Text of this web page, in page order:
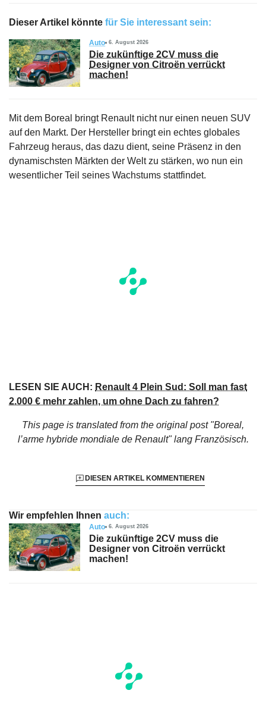
Dieser Artikel könnte für Sie interessant sein:
Auto 6. August 2026
Die zukünftige 2CV muss die
Designer von Citroën verrückt
machen!
Mit dem Boreal bringt Renault nicht nur einen neuen SUV
auf den Markt. Der Hersteller bringt ein echtes globales
Fahrzeug heraus, das dazu dient, seine Präsenz in den
dynamischsten Märkten der Welt zu stärken, wo nun ein
wesentlicher Teil seines Wachstums stattfindet.
LESEN SIE AUCH: Renault 4 Plein Sud: Soll man fast
2.000 € mehr zahlen, um ohne Dach zu fahren?
This page is translated from the original post "Boreal,
l’arme hybride mondiale de Renault"lang Französisch.
DIESEN ARTIKEL KOMMENTIEREN
Wir empfehlen Ihnen auch:
Auto 6. August 2026
Die zukünftige 2CV muss die
Designer von Citroën verrückt
machen!